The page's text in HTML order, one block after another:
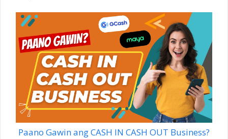
Paano Gawin ang CASH IN CASH OUT Business?